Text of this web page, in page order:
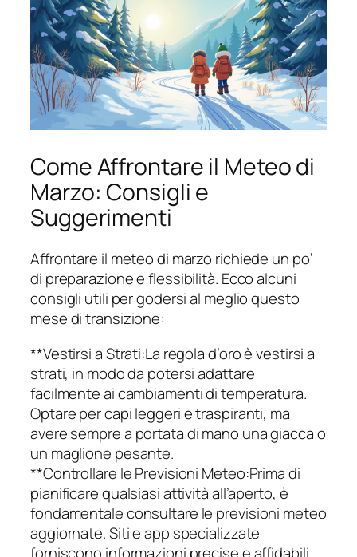
Come Affrontare il Meteo di
Marzo: Consigli e
Suggerimenti
Affrontare il meteo di marzo richiede un po’
di preparazione e flessibilità. Ecco alcuni
consigli utili per godersi al meglio questo
mese di transizione:
**Vestirsi a Strati:La regola d’oro è vestirsi a
strati, in modo da potersi adattare
facilmente ai cambiamenti di temperatura.
Optare per capi leggeri e traspiranti, ma
avere sempre a portata di mano una giacca o
un maglione pesante.
**Controllare le Previsioni Meteo:Prima di
pianificare qualsiasi attività all’aperto, è
fondamentale consultare le previsioni meteo
aggiornate. Siti e app specializzate
forniscono informazioni precise e affidabili,